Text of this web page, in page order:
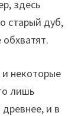
здесь
старый дуб,
некоторые
лишь
и в